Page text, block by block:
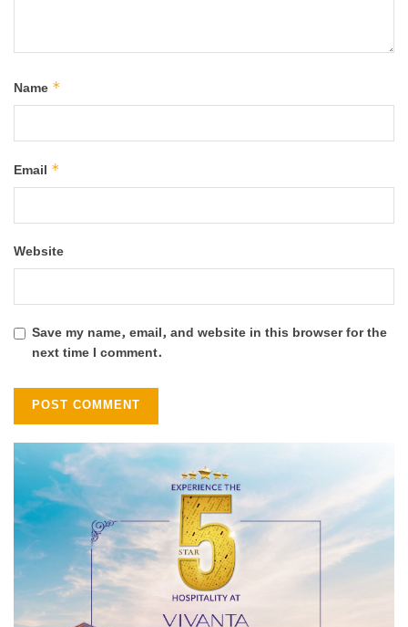
Name *
Email *
Website
Save my name, email, and website in this browser for the
next time I comment.